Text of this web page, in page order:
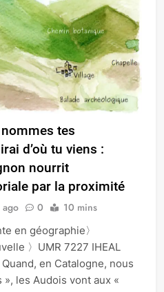
tes
d’où tu viens :
nourrit
par la proximité
ago 0 10 mins
en géographie〉
〉UMR 7227 IHEAL
en Catalogne, nous
les Audois vont aux «